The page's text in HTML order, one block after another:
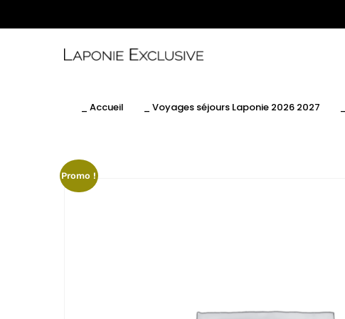
_ Accueil _ Voyages séjours Laponie 2026 2027
Promo !